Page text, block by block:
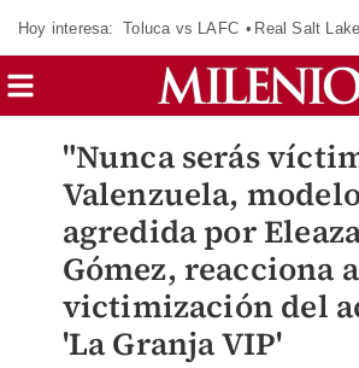
Hoy interesa: Toluca vs LAFC Real Salt
"Nunca serás
Valenzuela,
agredida por
Gómez, reacciona a
victimización del
'La Granja VIP'